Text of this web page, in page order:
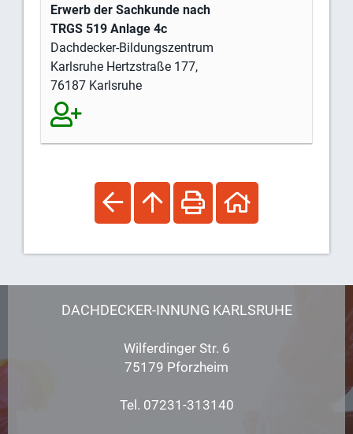
Erwerb der Sachkunde nach
TRGS 519 Anlage 4c
Dachdecker-Bildungszentrum
Karlsruhe Hertzstraße 177,
76187 Karlsruhe
DACHDECKER-INNUNG KARLSRUHE
Wilferdinger Str. 6
75179 Pforzheim
Tel. 07231-313140